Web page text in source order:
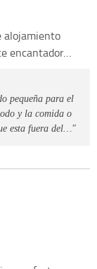
alojamiento
encantador…
pequeña para el
y la comida o
esta fuera del…"